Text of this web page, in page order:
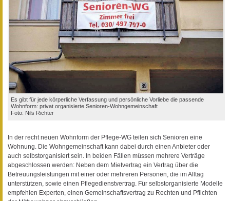
Es gibt für jede körperliche Verfassung und persönliche Vorliebe die passende
Wohnform: privat organisierte Senioren-Wohngemeinschaft
Foto: Nils Richter
In der recht neuen Wohnform der Pflege-WG teilen sich Senioren eine
Wohnung. Die Wohngemeinschaft kann dabei durch einen Anbieter oder
auch selbstorganisiert sein. In beiden Fällen müssen mehrere Verträge
abgeschlossen werden: Neben dem Mietvertrag ein Vertrag über die
Betreuungsleistungen mit einer oder mehreren Personen, die im Alltag
unterstützen, sowie einen Pflegedienstvertrag. Für selbstorganisierte Modelle
empfehlen Experten, einen Gemeinschaftsvertrag zu Rechten und Pflichten